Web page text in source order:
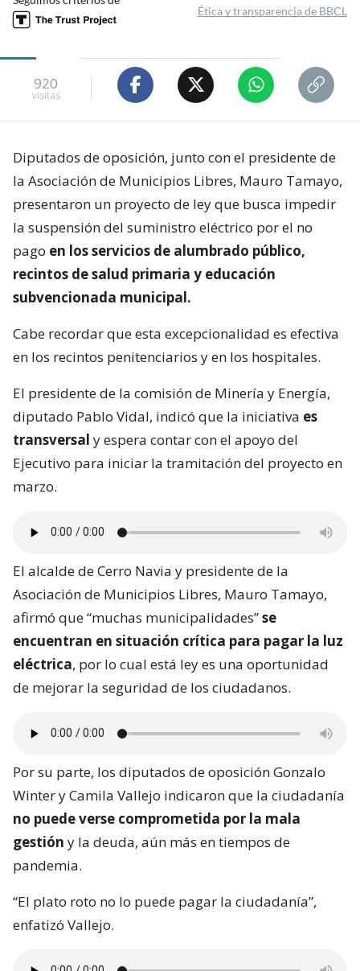
Ética y transparencia de BBCL
920
visitas
Diputados de oposición, junto con el presidente de
la Asociación de Municipios Libres, Mauro Tamayo,
presentaron un proyecto de ley que busca impedir
la suspensión del suministro eléctrico por el no
pago en los servicios de alumbrado público,
recintos de salud primaria y educación
subvencionada municipal.
Cabe recordar que esta excepcionalidad es efectiva
en los recintos penitenciarios y en los hospitales.
El presidente de la comisión de Minería y Energía,
diputado Pablo Vidal, indicó que la iniciativa es
transversal y espera contar con el apoyo del
Ejecutivo para iniciar la tramitación del proyecto en
marzo.
El alcalde de Cerro Navia y presidente de la
Asociación de Municipios Libres, Mauro Tamayo,
afirmó que “muchas municipalidades”se
encuentran en situación crítica para pagar la luz
eléctrica, por lo cual está ley es una oportunidad
de mejorar la seguridad de los ciudadanos.
Por su parte, los diputados de oposición Gonzalo
Winter y Camila Vallejo indicaron que la ciudadanía
no puede verse comprometida por la mala
gestión y la deuda, aún más en tiempos de
pandemia.
“El plato roto no lo puede pagar la ciudadanía”,
enfatizó Vallejo.